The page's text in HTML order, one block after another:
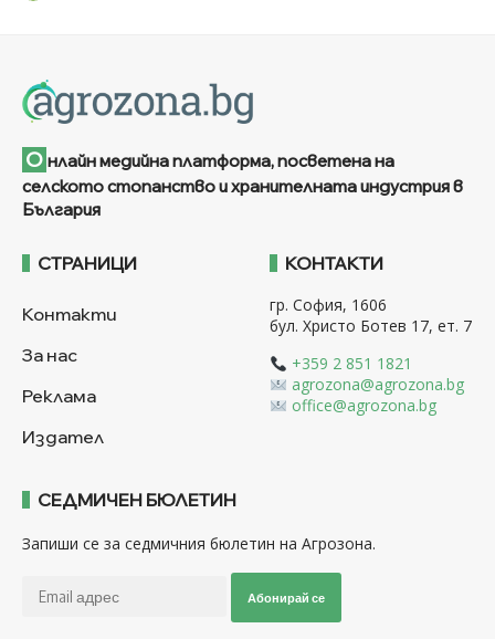
О нлайн медийна платформа, посветена на
селското стопанство и хранителната индустрия в
България
СТРАНИЦИ
Контакти
За нас
Реклама
Издател
КОНТАКТИ
гр. София, 1606
бул. Христо Ботев 17, ет. 7
+359 2 851 1821
agrozona@agrozona.bg
office@agrozona.bg
СЕДМИЧЕН БЮЛЕТИН
Запиши се за седмичния бюлетин на Агрозона.
Абонирай се